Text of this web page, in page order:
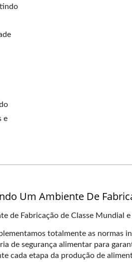
e
Um Ambiente De
de Fabricação de Classe Mundial
totalmente as normas
de segurança alimentar para
etapa da produção de